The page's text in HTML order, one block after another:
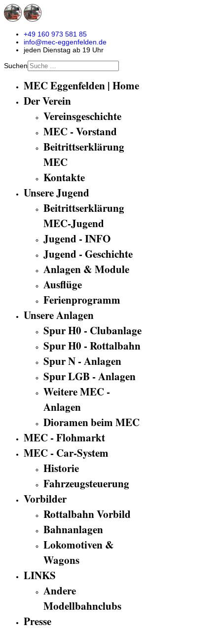
+49 160 973 581 85
info@mec-eggenfelden.de
jeden Dienstag ab 19 Uhr
Suchen
MEC Eggenfelden | Home
Der Verein
Vereinsgeschichte
MEC - Vorstand
Beitrittserklärung
MEC
Kontakte
Unsere Jugend
Beitrittserklärung
MEC-Jugend
Jugend - INFO
Jugend - Geschichte
Anlagen & Module
Ausflüge
Ferienprogramm
Unsere Anlagen
Spur H0 - Clubanlage
Spur H0 - Rottalbahn
Spur N - Anlagen
Spur LGB - Anlagen
Weitere MEC -
Anlagen
Dioramen beim MEC
MEC - Flohmarkt
MEC - Car-System
Historie
Fahrzeugsteuerung
Vorbilder
Rottalbahn Vorbild
Bahnanlagen
Lokomotiven &
Wagons
LINKS
Andere
Modellbahnclubs
Presse